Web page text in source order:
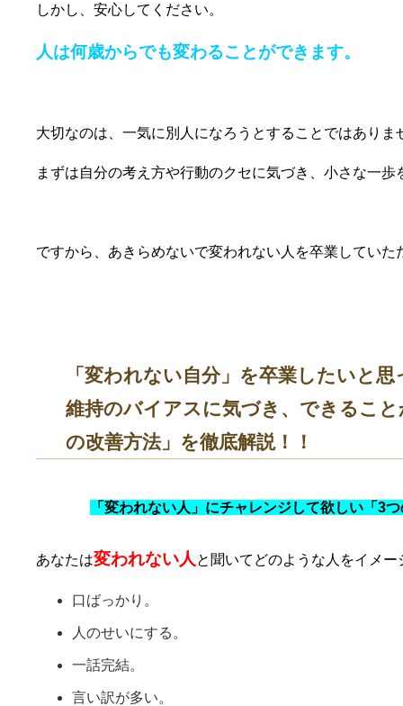
しかし、安心してください。
人は何歳からでも変わることができます。
大切なのは、一気に別人になろうとすることではありま
まずは自分の考え方や行動のクセに気づき、小さな一
ですから、あきらめないで変われない人を卒業していた
「変われない自分」を卒業したいと
維持のバイアスに気づき、できるこ
の改善方法」を徹底解説！！
「変われない人」にチャレンジして欲しい「3
あなたは変われない人 と聞いてどのような人をイメー
口ばっかり。
人のせいにする。
一話完結。
言い訳が多い。